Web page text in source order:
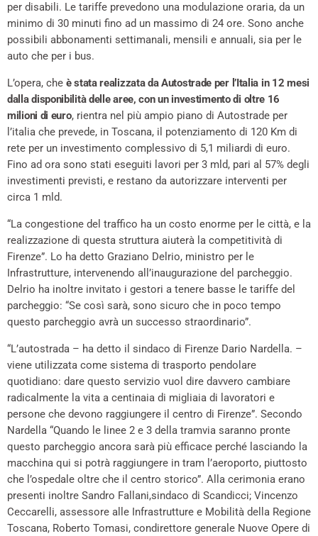
per disabili. Le tariffe prevedono una modulazione oraria, da un
minimo di 30 minuti fino ad un massimo di 24 ore. Sono anche
possibili abbonamenti settimanali, mensili e annuali, sia per le
auto che per i bus.
L’opera, che è stata realizzata da Autostrade per l’Italia in 12 mesi
dalla disponibilità delle aree, con un investimento di oltre 16
milioni di euro, rientra nel più ampio piano di Autostrade per
l’italia che prevede, in Toscana, il potenziamento di 120 Km di
rete per un investimento complessivo di 5,1 miliardi di euro.
Fino ad ora sono stati eseguiti lavori per 3 mld, pari al 57% degli
investimenti previsti, e restano da autorizzare interventi per
circa 1 mld.
“La congestione del traffico ha un costo enorme per le città, e la
realizzazione di questa struttura aiuterà la competitività di
Firenze”. Lo ha detto Graziano Delrio, ministro per le
Infrastrutture, intervenendo all’inaugurazione del parcheggio.
Delrio ha inoltre invitato i gestori a tenere basse le tariffe del
parcheggio: “Se così sarà, sono sicuro che in poco tempo
questo parcheggio avrà un successo straordinario”.
“L’autostrada – ha detto il sindaco di Firenze Dario Nardella. –
viene utilizzata come sistema di trasporto pendolare
quotidiano: dare questo servizio vuol dire davvero cambiare
radicalmente la vita a centinaia di migliaia di lavoratori e
persone che devono raggiungere il centro di Firenze”. Secondo
Nardella “Quando le linee 2 e 3 della tramvia saranno pronte
questo parcheggio ancora sarà più efficace perché lasciando la
macchina qui si potrà raggiungere in tram l’aeroporto, piuttosto
che l’ospedale oltre che il centro storico”. Alla cerimonia erano
presenti inoltre Sandro Fallani,sindaco di Scandicci; Vincenzo
Ceccarelli, assessore alle Infrastrutture e Mobilità della Regione
Toscana, Roberto Tomasi, condirettore generale Nuove Opere di